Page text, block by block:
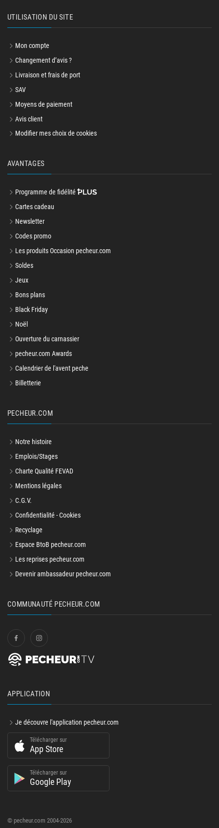
UTILISATION DU SITE
Mon compte
Changement d’avis ?
Livraison et frais de port
SAV
Moyens de paiement
Avis client
Modifier mes choix de cookies
AVANTAGES
Programme de fidélité
Cartes cadeau
Newsletter
Codes promo
Les produits Occasion pecheur.com
Soldes
Jeux
Bons plans
Black Friday
Noël
Ouverture du carnassier
pecheur.com Awards
Calendrier de l'avent peche
Billetterie
PECHEUR.COM
Notre histoire
Emplois/Stages
Charte Qualité FEVAD
Mentions légales
C.G.V.
Confidentialité - Cookies
Recyclage
Espace BtoB pecheur.com
Les reprises pecheur.com
Devenir ambassadeur pecheur.com
COMMUNAUTÉ PECHEUR.COM
APPLICATION
Je découvre l'application pecheur.com
Télécharger sur
App Store
Télécharger sur
Google Play
© pecheur.com 2004-2026